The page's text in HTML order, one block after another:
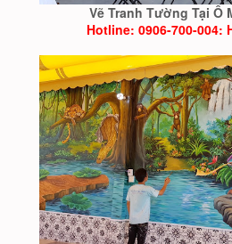
Vẽ Tranh Tường Tại Ô
Hotline: 0906-700-004: